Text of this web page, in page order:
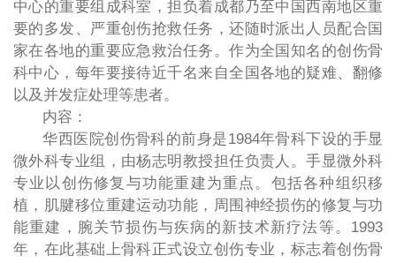
中心的重要组成科室，担负着成都乃至中国西南地区重
要的多发、严重创伤抢救任务，还随时派出人员配合国
家在各地的重要应急救治任务。作为全国知名的创伤骨
科中心，每年要接待近千名来自全国各地的疑难、翻修
以及并发症处理等患者。
内容：
华西医院创伤骨科的前身是1984年骨科下设的手显
微外科专业组，由杨志明教授担任负责人。手显微外科
专业以创伤修复与功能重建为重点。包括各种组织移
植，肌腱移位重建运动功能，周围神经损伤的修复与功
能重建，腕关节损伤与疾病的新技术新疗法等。1993
年，在此基础上骨科正式设立创伤专业，标志着创伤骨